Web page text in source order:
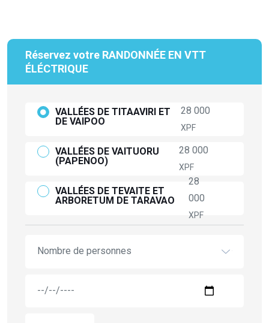
Réservez votre RANDONNÉE EN VTT
ÉLÉCTRIQUE
VALLÉES DE TITAAVIRI ET
DE VAIPOO
28 000
XPF
VALLÉES DE VAITUORU
(PAPENOO)
28 000
XPF
VALLÉES DE TEVAITE ET
ARBORETUM DE TARAVAO
28
000
XPF
Nombre de personnes